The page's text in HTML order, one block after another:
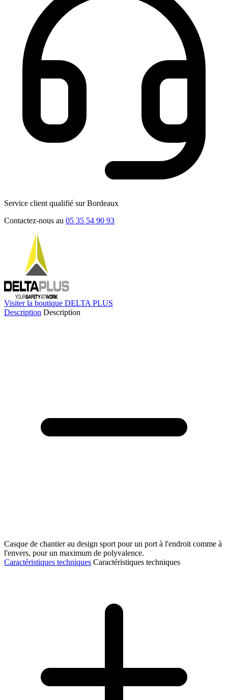
Service client qualifié sur Bordeaux
Contactez-nous au 05 35 54 90 93
Visiter la boutique DELTA PLUS
Description Description
Casque de chantier au design sport pour un port à l'endroit comme à
l'envers, pour un maximum de polyvalence.
Caractéristiques techniques Caractéristiques techniques